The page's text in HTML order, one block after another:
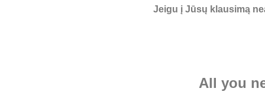
Jeigu į Jūsų klausimą
All you